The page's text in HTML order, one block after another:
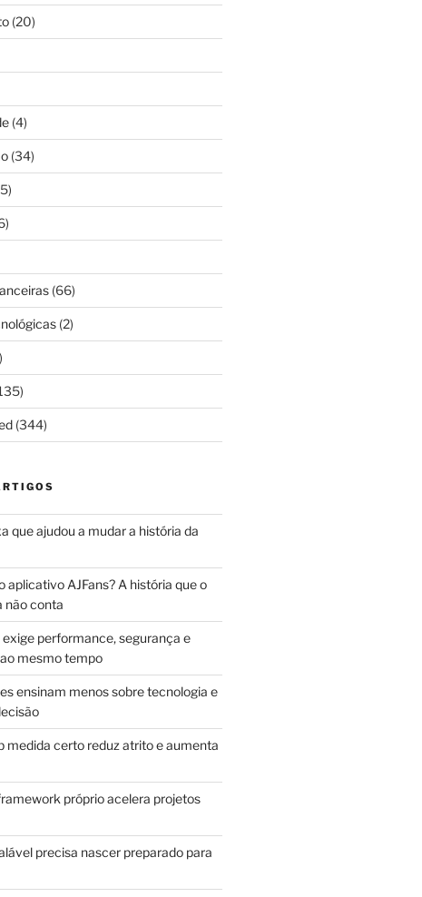
(20)
(4)
(34)
(66)
(2)
(344)
que ajudou a mudar a história da
aplicativo AJFans? A história que o
não conta
performance, segurança e
mesmo tempo
ensinam menos sobre tecnologia e
medida certo reduz atrito e aumenta
próprio acelera projetos
precisa nascer preparado para